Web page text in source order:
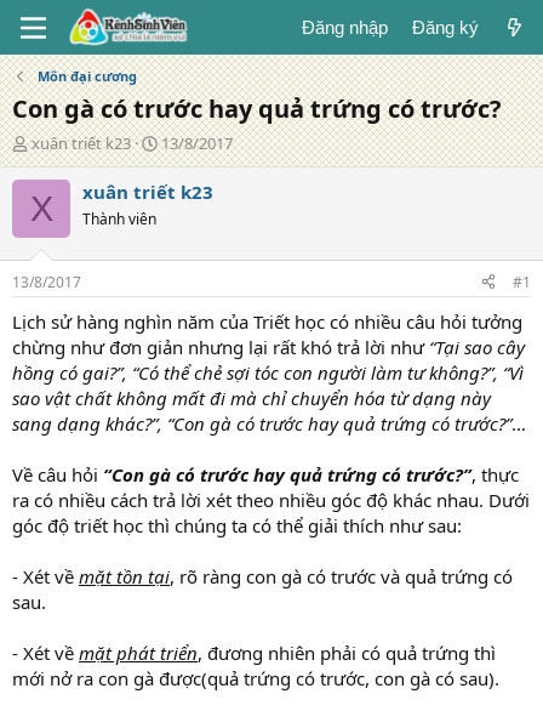
Đăng nhập Đăng ký
Môn đại cương
Con gà có trước hay quả trứng có trước?
T
á
c
g
ả
xuân triết k23
N
g
à
g
13/8/2017
X xuân triết k23
Thành viên
13/8/2017 #1
Lịch sử hàng nghìn năm của Triết học có nhiều câu hỏi tưởng
chừng như đơn giản nhưng lại rất khó trả lời như “Tại sao cây
hồng có gai?”, “Có thể chẻ sợi tóc con người làm tư không?”, “Vì
sao vật chất không mất đi mà chỉ chuyển hóa từ dạng này
sang dạng khác?”, “Con gà có trước hay quả trứng có trước?”…
Về câu hỏi “Con gà có trước hay quả trứng có trước?”, thực
ra có nhiều cách trả lời xét theo nhiều góc độ khác nhau. Dưới
góc độ triết học thì chúng ta có thể giải thích như sau:
- Xét về mặt tồn tại, rõ ràng con gà có trước và quả trứng có
sau.
- Xét về mặt phát triển, đương nhiên phải có quả trứng thì
mới nở ra con gà được(quả trứng có trước, con gà có sau).